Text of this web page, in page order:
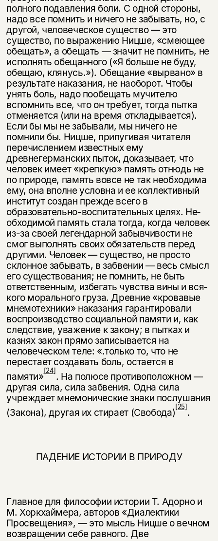
полного подавления боли. С одной стороны,
надо все помнить и ничего не за­бывать, но, с
другой, человеческое существо — это
существо, по выражению Ницше, «смеющее
обещать», а обещать — значит не помнить, не
исполнять обещанного («Я больше не буду,
обещаю, клянусь.»). Обещание «вырвано» в
результате наказания, не наоборот. Чтобы
унять боль, надо пообещать мучи­телю
вспомнить все, что он требует, тогда пытка
отменяется (или на время откладывается).
Если бы мы не забывали, мы ничего не
помнили бы. Ницше, припугивая читателя
перечислением известных ему
древнегерманских пы­ток, доказывает, что
человек имеет «крепкую» память отнюдь не
по природе, память вовсе не так необходима
ему, она вполне условна и ее коллективный
институт создан прежде всего в
образовательно-воспитательных целях. Не­
обходимой память стала тогда, когда человек
из-за своей легендарной забыв­чивости не
смог выполнять своих обязательств перед
другими. Человек — существо, не просто
склонное забывать, в забвении — весь смысл
его суще­ствования; не помнить, не быть
ответственным, избегать чувства вины и вся­
кого морального груза. Древние «кровавые
мнемотехники» наказания гаран­тировали
воспроизводство социальной памяти и, как
следствие, уважение к закону; в пытках и
казнях закон прямо записывается на
человеческом теле: «.только то, что не
перестает создавать боль, остается в
памяти»[24]. На полюсе противоположном —
другая сила, сила забвения. Одна сила
учреждает мне­монические знаки послушания
(Закона), другая их стирает (Свобода)[25].
ПАДЕНИЕ ИСТОРИИ В ПРИРОДУ
Главное для философии истории Т. Адорно и
М. Хоркхаймера, авторов «Диа­лектики
Просвещения», — это мысль Ницше о вечном
возвращении себе рав­ного. Две